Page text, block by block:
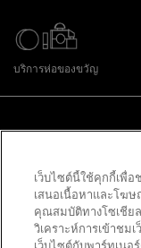
บริการห่อของขวัญ
PURCHASE OPTION
฿ - TH (TH)
เว็บไซต์นี้ใช้คุกกี้เพื่อ
เสนอเนื้อหาและโฆ
คุณสมบัติทางโซเชีย
วิเคราะห์การเข้าชม